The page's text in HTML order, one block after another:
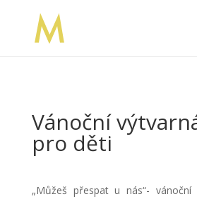
Vánoční
pro děti
„Můžeš přespat u nás“-